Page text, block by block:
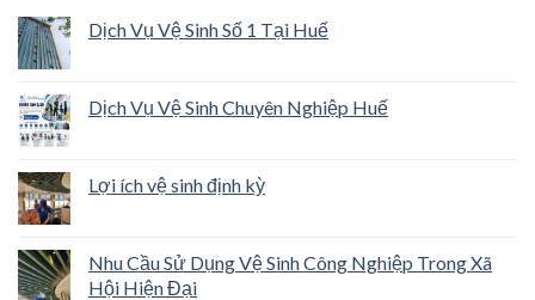
Dịch Vụ Vệ Sinh Số 1 Tại Huế
Dịch Vụ Vệ Sinh Chuyên Nghiệp Huế
Lợi ích vệ sinh định kỳ
Nhu Cầu Sử Dụng Vệ Sinh Công Nghiệp Trong Xã
Hội Hiện Đại